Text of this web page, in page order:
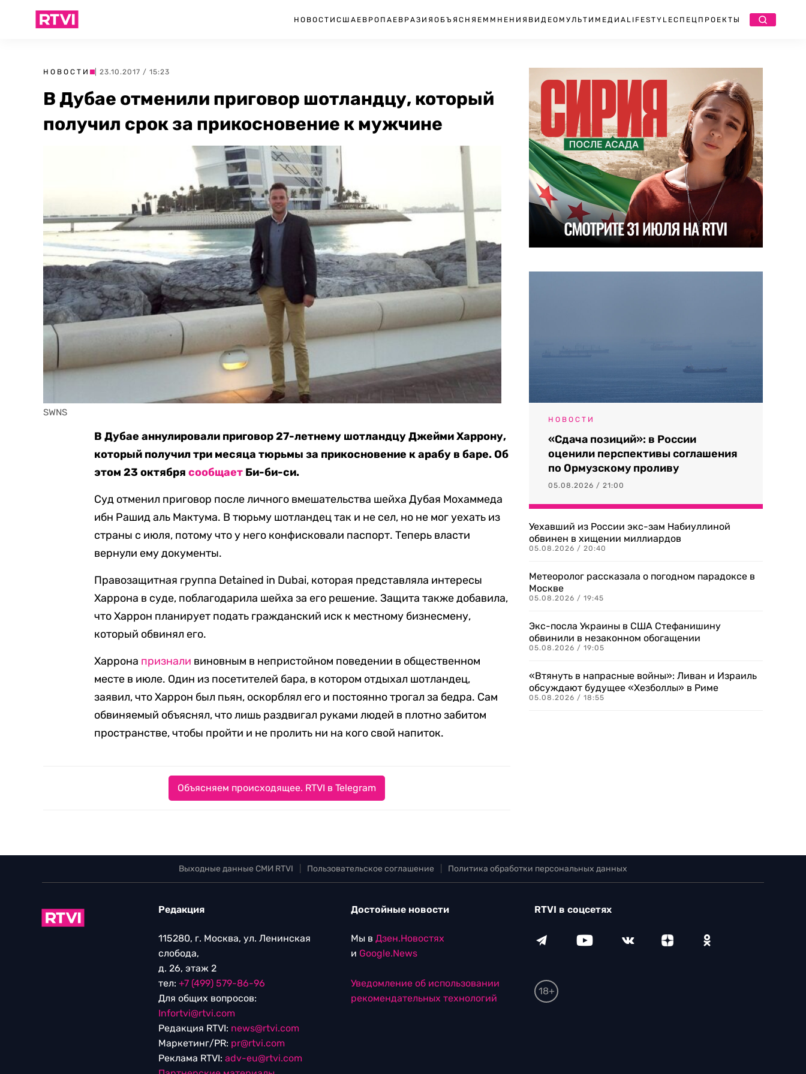
НОВОСТИ США ЕВРОПА ЕВРАЗИЯ ОБЪЯСНЯЕМ МНЕНИЯ ВИДЕО МУЛЬТИМЕДИА LIFESTYLEСПЕЦПРОЕКТЫ
НОВОСТИ | 23.10.2017 / 15:23
В Дубае отменили приговор шотландцу, который
получил срок за прикосновение к мужчине
SWNS
В Дубае аннулировали приговор 27-летнему шотландцу Джейми Харрону,
который получил три месяца тюрьмы за прикосновение к арабу в баре. Об
этом 23 октябрясообщает Би-би-си.
Суд отменил приговор после личного вмешательства шейха Дубая Мохаммеда
ибн Рашид аль Мактума. В тюрьму шотландец так и не сел, но не мог уехать из
страны с июля, потому что у него конфисковали паспорт. Теперь власти
вернули ему документы.
Правозащитная группа Detained in Dubai, которая представляла интересы
Харрона в суде, поблагодарила шейха за его решение. Защита также добавила,
что Харрон планирует подать гражданский иск к местному бизнесмену,
который обвинял его.
Харрона признали виновным в непристойном поведении в общественном
месте в июле. Один из посетителей бара, в котором отдыхал шотландец,
заявил, что Харрон был пьян, оскорблял его и постоянно трогал за бедра. Сам
обвиняемый объяснял, что лишь раздвигал руками людей в плотно забитом
пространстве, чтобы пройти и не пролить ни на кого свой напиток.
Объясняем происходящее. RTVI в Telegram
НОВОСТИ
«Сдача позиций»: в России
оценили перспективы соглашения
по Ормузскому проливу
05.08.2026 / 21:00
Уехавший из России экс-зам Набиуллиной
обвинен в хищении миллиардов
05.08.2026 / 20:40
Метеоролог рассказала о погодном парадоксе в
Москве
05.08.2026 / 19:45
Экс-посла Украины в США Стефанишину
обвинили в незаконном обогащении
05.08.2026 / 19:05
«Втянуть в напрасные войны»: Ливан и Израиль
обсуждают будущее «Хезболлы» в Риме
05.08.2026 / 18:55
Выходные данные СМИ RTVI Пользовательское соглашение Политика обработки персональных данных
Редакция
115280, г. Москва, ул. Ленинская
слобода,
д. 26, этаж 2
тел: +7 (499) 579-86-96
Для общих вопросов:
Infortvi@rtvi.com
Редакция RTVI: news@rtvi.com
Маркетинг/PR: pr@rtvi.com
Реклама RTVI: adv-eu@rtvi.com
Достойные новости
Мы в Дзен.Новостях
и Google.News
Уведомление об использовании
рекомендательных технологий
RTVI в соцсетях
18+